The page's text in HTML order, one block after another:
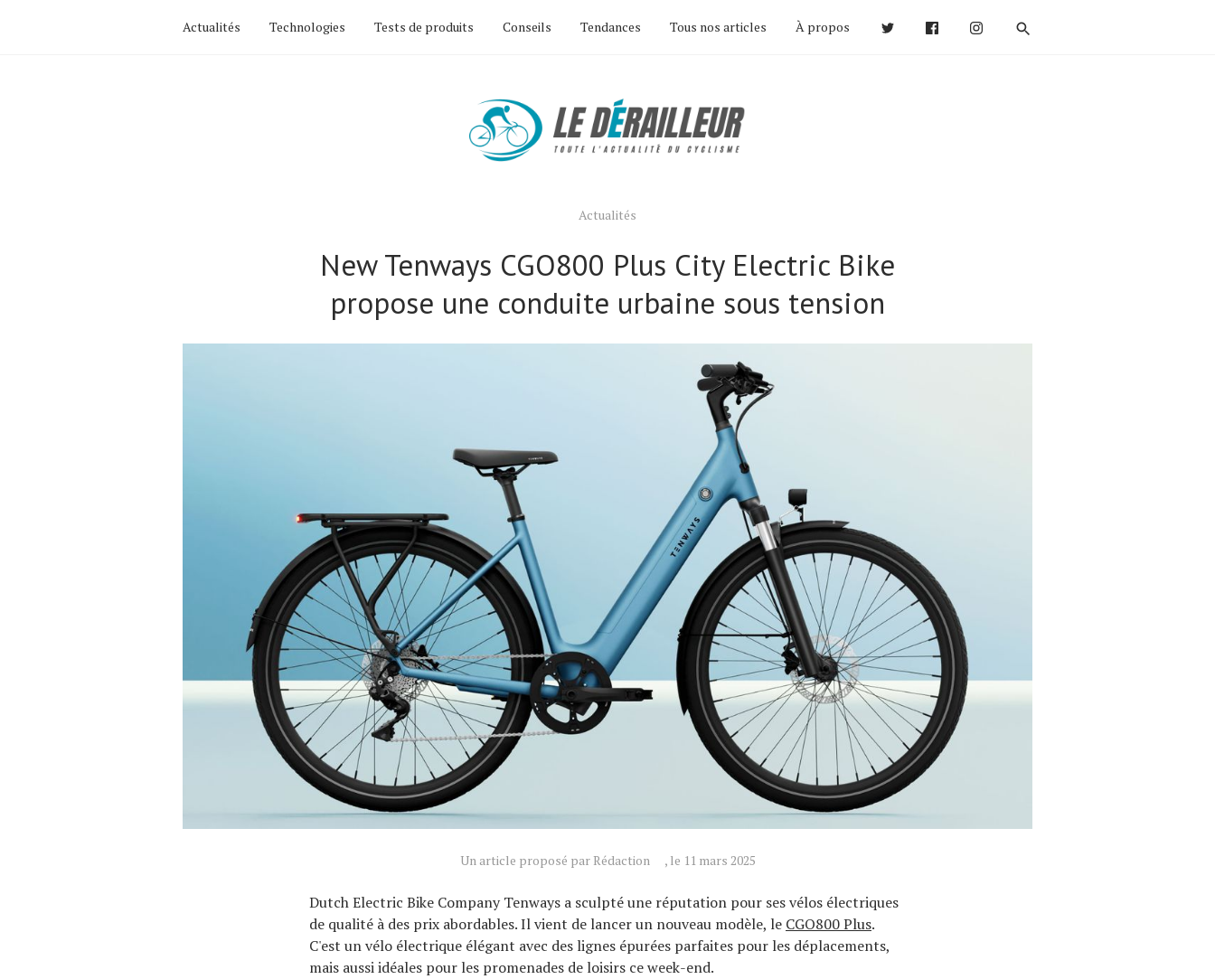
Actualités Technologies Tests de produits Conseils Tendances Tous nos articles À propos
Actualités
New Tenways CGO800 Plus City Electric Bike
propose une conduite urbaine sous tension
Un article proposé par Rédaction , le 11 mars 2025
Dutch Electric Bike Company Tenways a sculpté une réputation pour ses vélos électriques
de qualité à des prix abordables. Il vient de lancer un nouveau modèle, le CGO800 Plus.
C'est un vélo électrique élégant avec des lignes épurées parfaites pour les déplacements,
mais aussi idéales pour les promenades de loisirs ce week-end.